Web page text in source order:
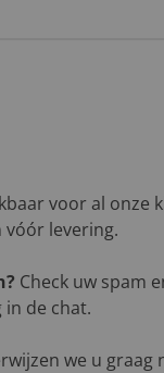
voor al onze
vóór levering.
Check uw spam
in de chat.
we u graag